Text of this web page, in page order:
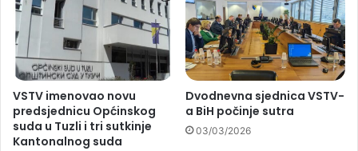
VSTV imenovao novu
predsjednicu Općinskog
suda u Tuzli i tri sutkinje
Kantonalnog suda
Dvodnevna sjednica VSTV-
a BiH počinje sutra
03/03/2026